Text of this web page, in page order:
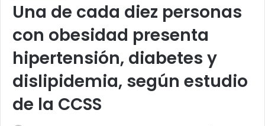
Una de cada diez personas
con obesidad presenta
hipertensión, diabetes y
dislipidemia, según estudio
de la CCSS